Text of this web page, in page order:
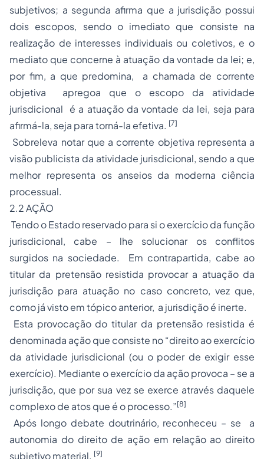
subjetivos; a segunda afirma que a jurisdição possui
dois escopos, sendo o imediato que consiste na
realização de interesses individuais ou coletivos, e o
mediato que concerne à atuação da vontade da lei; e,
por fim, a que predomina, a chamada de corrente
objetiva apregoa que o escopo da atividade
jurisdicional é a atuação da vontade da lei, seja para
afirmá-la, seja para torná-la efetiva. [7]
Sobreleva notar que a corrente objetiva representa a
visão publicista da atividade jurisdicional, sendo a que
melhor representa os anseios da moderna ciência
processual.
2.2 AÇÃO
Tendo o Estado reservado para si o exercício da função
jurisdicional, cabe – lhe solucionar os conflitos
surgidos na sociedade. Em contrapartida, cabe ao
titular da pretensão resistida provocar a atuação da
jurisdição para atuação no caso concreto, vez que,
como já visto em tópico anterior, a jurisdição é inerte.
Esta provocação do titular da pretensão resistida é
denominada ação que consiste no “direito ao exercício
da atividade jurisdicional (ou o poder de exigir esse
exercício). Mediante o exercício da ação provoca – se a
jurisdição, que por sua vez se exerce através daquele
complexo de atos que é o processo.”[8]
Após longo debate doutrinário, reconheceu – se a
autonomia do direito de ação em relação ao direito
subjetivo material. [9]